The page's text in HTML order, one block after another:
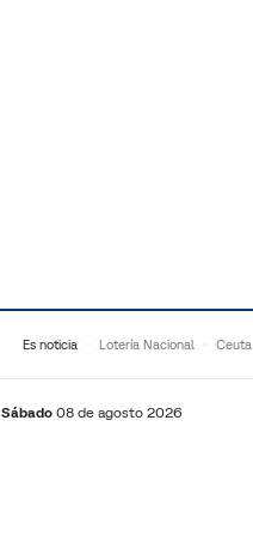
Es noticia Lotería Nacional Ceuta
Sábado 08 de agosto 2026